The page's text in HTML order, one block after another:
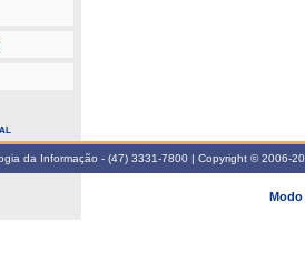
da Informação - (47) 3331-7800 | Copyright © 2006-
Modo